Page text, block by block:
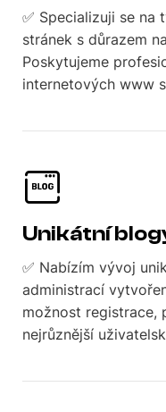
✅ Specializuji se
stránek s důrazem
Poskytujeme
internetových www
Unikátní
✅ Nabízím vývoj
administrací
možnost registrace,
nejrůznější